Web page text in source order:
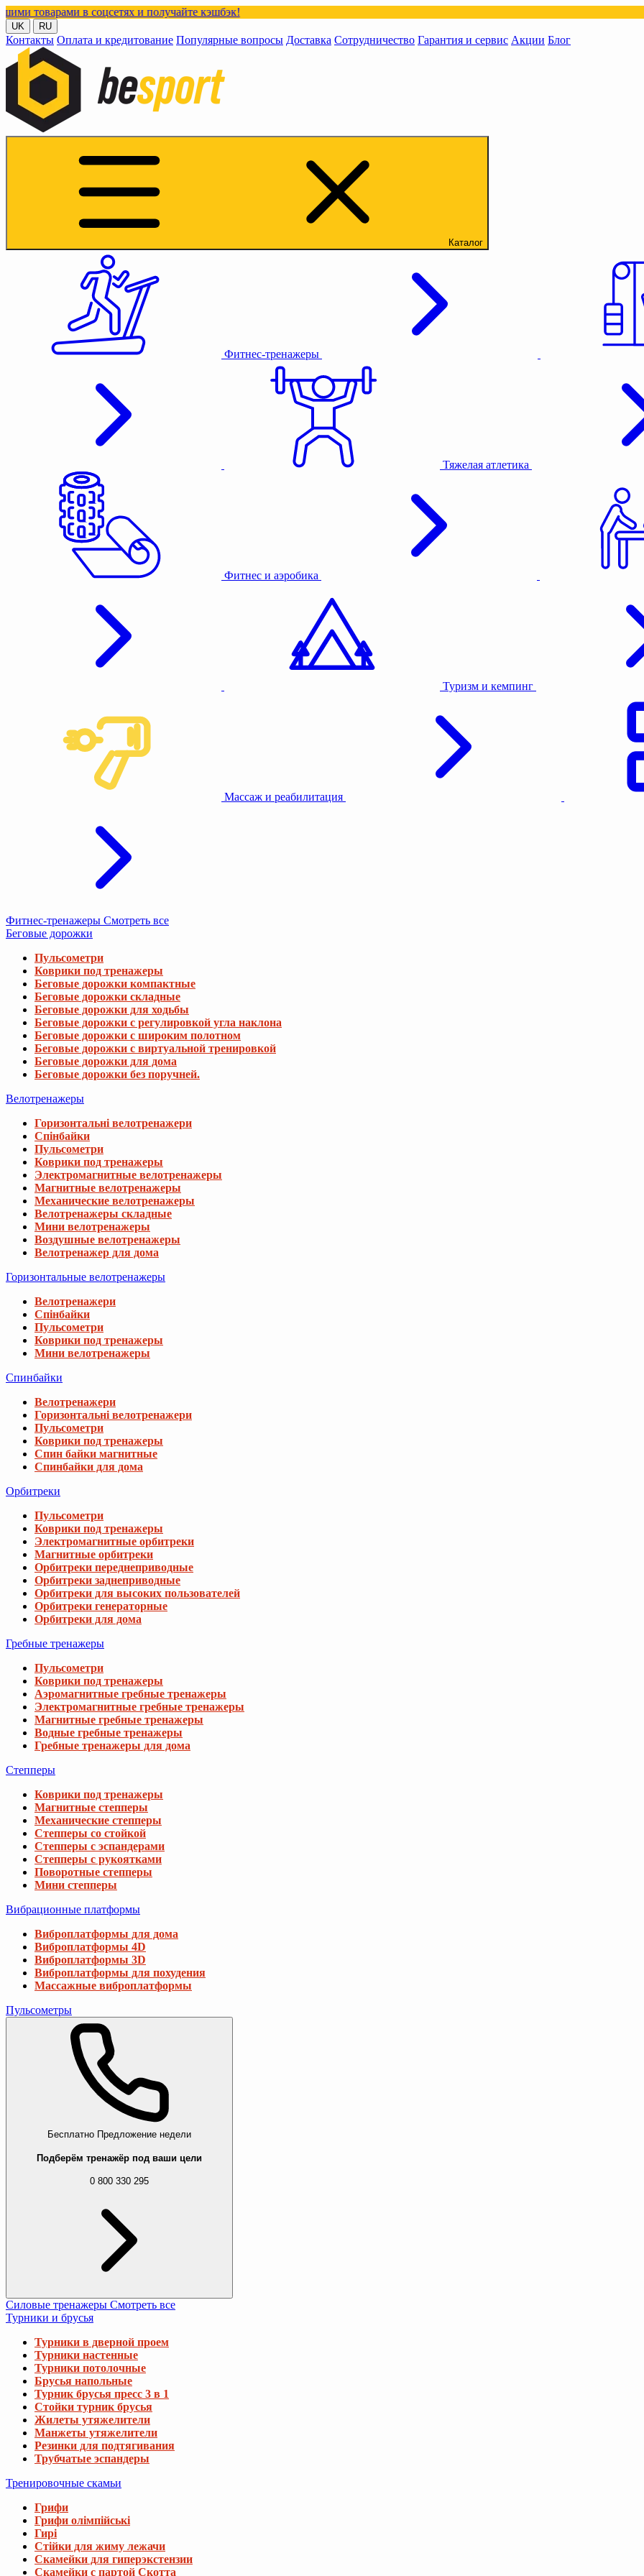
и получайте кэшбэк!
UK RU
Контакты Оплата и кредитование Популярные вопросы Доставка Сотрудничество Гарантия и сервис Акции Блог
Каталог
Фитнес-тренажеры
Тяжелая атлетика
Фитнес и аэробика
Туризм и кемпинг
Массаж и реабилитация
Фитнес-тренажеры Смотреть все
Беговые дорожки
Пульсометри
Коврики под тренажеры
Беговые дорожки компактные
Беговые дорожки складные
Беговые дорожки для ходьбы
Беговые дорожки с регулировкой угла наклона
Беговые дорожки с широким полотном
Беговые дорожки с виртуальной тренировкой
Беговые дорожки для дома
Беговые дорожки без поручней.
Велотренажеры
Горизонтальні велотренажери
Спінбайки
Пульсометри
Коврики под тренажеры
Электромагнитные велотренажеры
Магнитные велотренажеры
Механические велотренажеры
Велотренажеры складные
Мини велотренажеры
Воздушные велотренажеры
Велотренажер для дома
Горизонтальные велотренажеры
Велотренажери
Спінбайки
Пульсометри
Коврики под тренажеры
Мини велотренажеры
Спинбайки
Велотренажери
Горизонтальні велотренажери
Пульсометри
Коврики под тренажеры
Спин байки магнитные
Спинбайки для дома
Орбитреки
Пульсометри
Коврики под тренажеры
Электромагнитные орбитреки
Магнитные орбитреки
Орбитреки переднеприводные
Орбитреки заднеприводные
Орбитреки для высоких пользователей
Орбитреки генераторные
Орбитреки для дома
Гребные тренажеры
Пульсометри
Коврики под тренажеры
Аэромагнитные гребные тренажеры
Электромагнитные гребные тренажеры
Магнитные гребные тренажеры
Водные гребные тренажеры
Гребные тренажеры для дома
Степперы
Коврики под тренажеры
Магнитные степперы
Механические степперы
Степперы со стойкой
Степперы с эспандерами
Степперы с рукоятками
Поворотные степперы
Мини степперы
Вибрационные платформы
Виброплатформы для дома
Виброплатформы 4D
Виброплатформы 3D
Виброплатформы для похудения
Массажные виброплатформы
Пульсометры
Бесплатно Предложение недели
Подберём тренажёр под ваши цели
0 800 330 295
Силовые тренажеры Смотреть все
Турники и брусья
Турники в дверной проем
Турники настенные
Турники потолочные
Брусья напольные
Турник брусья пресс 3 в 1
Стойки турник брусья
Жилеты утяжелители
Манжеты утяжелители
Резинки для подтягивания
Трубчатые эспандеры
Тренировочные скамьи
Грифи
Грифи олімпійські
Гирі
Стійки для жиму лежачи
Скамейки для гиперэкстензии
Скамейки с партой Скотта